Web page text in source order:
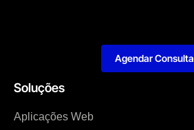
Soluções
Aplicações Web
Agendar Consulta